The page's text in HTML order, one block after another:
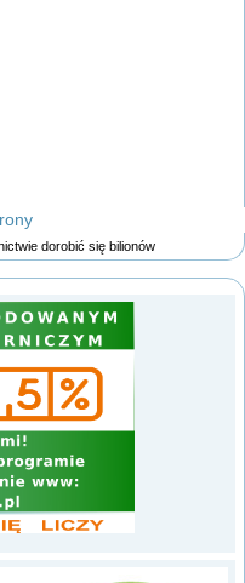
dorobić się bilionów